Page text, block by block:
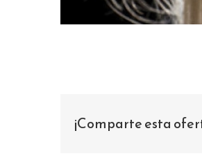
¡Comparte esta